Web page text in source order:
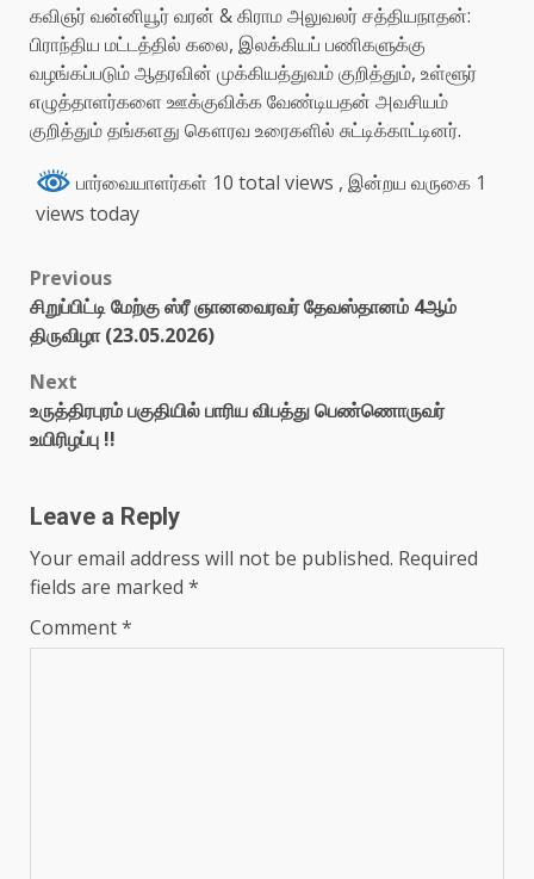
கவிஞர் வன்னியூர் வரன் & கிராம அலுவலர் சத்தியநாதன்:
பிராந்திய மட்டத்தில் கலை, இலக்கியப் பணிகளுக்கு
வழங்கப்படும் ஆதரவின் முக்கியத்துவம் குறித்தும், உள்ளூர்
எழுத்தாளர்களை ஊக்குவிக்க வேண்டியதன் அவசியம்
குறித்தும் தங்களது கௌரவ உரைகளில் சுட்டிக்காட்டினர்.
பார்வையாளர்கள் 10 total views , இன்றய வருகை 1
views today
Previous
சிறுப்பிட்டி மேற்கு ஸ்ரீ ஞானவைரவர் தேவஸ்தானம் 4ஆம்
திருவிழா (23.05.2026)
Next
உருத்திரபுரம் பகுதியில் பாரிய விபத்து பெண்ணொருவர்
உயிரிழப்பு !!
Leave a Reply
Your email address will not be published. Required
fields are marked *
Comment*